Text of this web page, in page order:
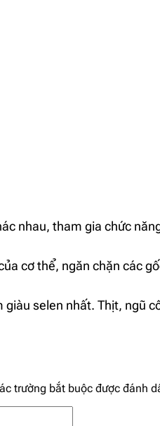
nhau, tham gia chức
cơ thể, ngăn chặn các
selen nhất. Thịt, ngũ
trường bắt buộc được đánh